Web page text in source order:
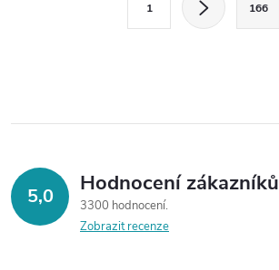
a
c
k
v
á
n
1 166
5,0 Hodnocení zákazníků
3300 hodnocení
Zobrazit recenze